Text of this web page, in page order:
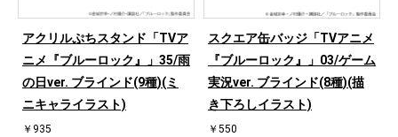
アクリルぷちスタンド「TVア
ニメ『ブルーロック』」35/雨
の日ver. ブラインド(9種)(ミ
ニキャライラスト)
￥935
スクエア缶バッジ「TVアニメ
『ブルーロック』」03/ゲーム
実況ver. ブラインド(8種)(描
き下ろしイラスト)
￥550